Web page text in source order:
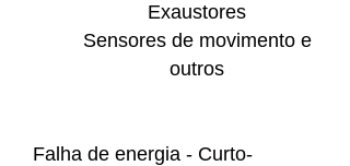
Exaustores
Sensores de movimento e
outros
Falha de energia - Curto-